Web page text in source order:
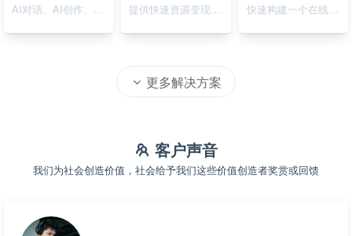
AI对话、AI创作、AI绘画
提供快速资源变现的在线系统
快速构建一个在线资源导航系统
更多解决方案
客户声音
我们为社会创造价值，社会给予我们这些价值创造者奖赏或回馈